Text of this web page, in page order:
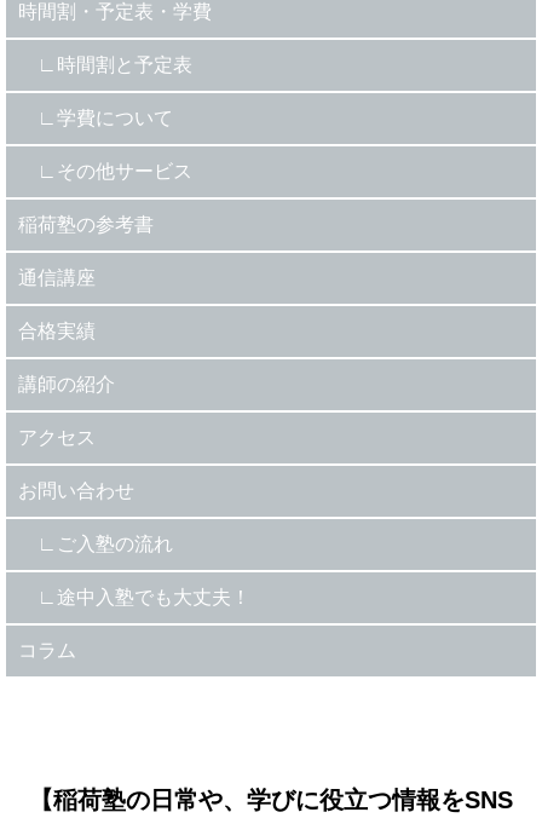
時間割・予定表・学費
時間割と予定表
学費について
その他サービス
稲荷塾の参考書
通信講座
合格実績
講師の紹介
アクセス
お問い合わせ
ご入塾の流れ
途中入塾でも大丈夫！
コラム
【稲荷塾の日常や、学びに役立つ情報をSNS